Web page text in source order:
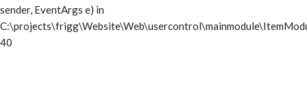
sender, EventArgs e) in
40